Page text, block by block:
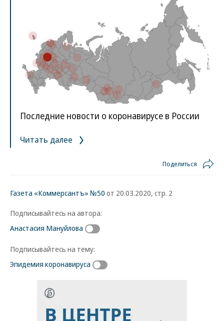
Последние новости о коронавирусе в России
Читать далее
Поделиться
Газета «Коммерсантъ» №50 от 20.03.2020, стр. 2
Подписывайтесь на автора:
Анастасия Мануйлова
Подписывайтесь на тему:
Эпидемия коронавируса